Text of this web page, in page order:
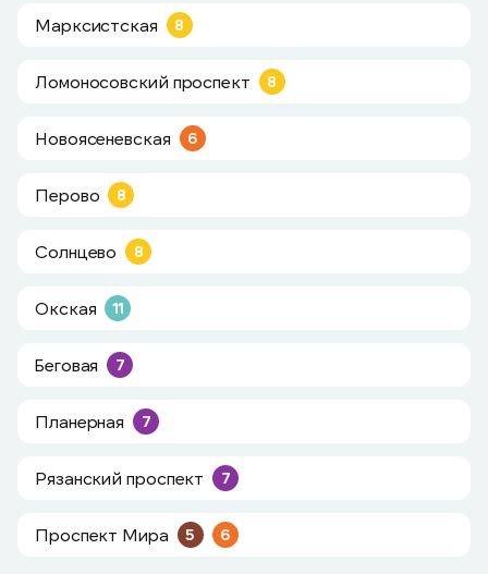
Марксистская 8
Ломоносовский проспект 8
Новоясеневская 6
Перово 8
Солнцево 8
Окская 11
Беговая 7
Планерная 7
Рязанский проспект 7
Проспект Мира 5 6